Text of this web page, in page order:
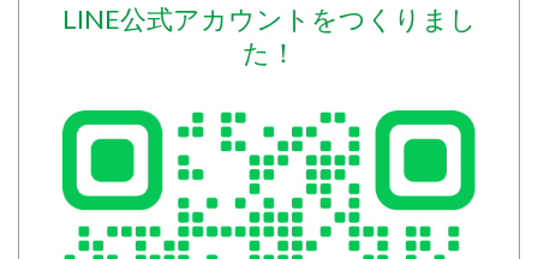
LINE公式アカウントをつくりまし
た！